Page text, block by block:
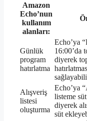
Amazon
Echo’nun
kullanım
alanları:
Günlük
program
hatırlatma
Echo’ya
16:00’da
diyerek
Alışveriş
listesi
oluşturma
Echo’ya
listeme
diyerek
süt